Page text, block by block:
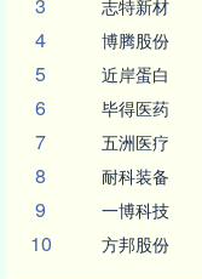
志特新材
4 博腾股份
5 近岸蛋白
6 毕得医药
7 五洲医疗
8 耐科装备
9 一博科技
10 方邦股份